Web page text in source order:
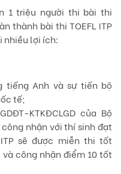
1 triệu người thi bài thi
thành bài thi TOEFL ITP
nhiều lợi ích:
tiếng Anh và sự tiến bộ
tế;
KTKĐCLGD của Bộ
nhận với thí sinh đạt
sẽ được miễn thi tốt
công nhận điểm 10 tốt